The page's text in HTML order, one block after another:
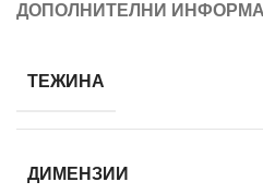
ДОПОЛНИТЕЛНИ
ТЕЖИНА
ДИМЕНЗИИ